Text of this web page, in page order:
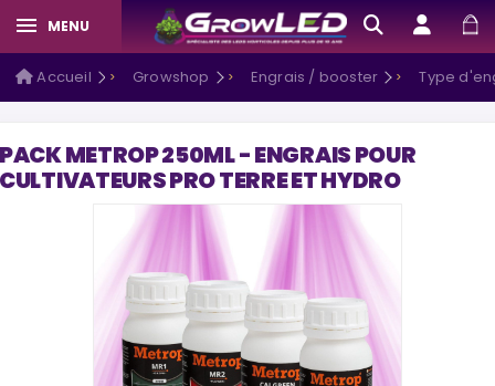
MENU
Accueil Growshop Engrais / booster Type
PACK METROP 250ML - ENGRAIS POUR
CULTIVATEURS PRO TERRE ET HYDRO